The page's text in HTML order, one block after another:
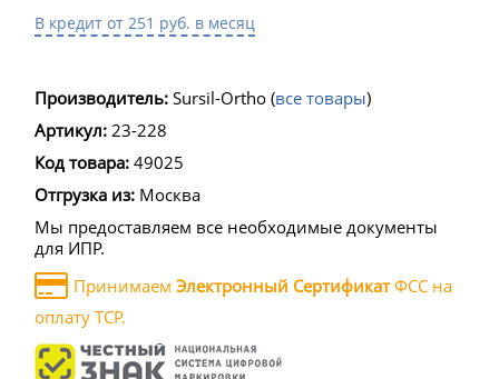
В кредит от 251 руб. в месяц
Производитель: Sursil-Ortho (все товары)
Артикул: 23-228
Код товара: 49025
Отгрузка из: Москва
Мы предоставляем все необходимые документы
для ИПР.
Принимаем Электронный СертификатФСС на
оплату ТСР.